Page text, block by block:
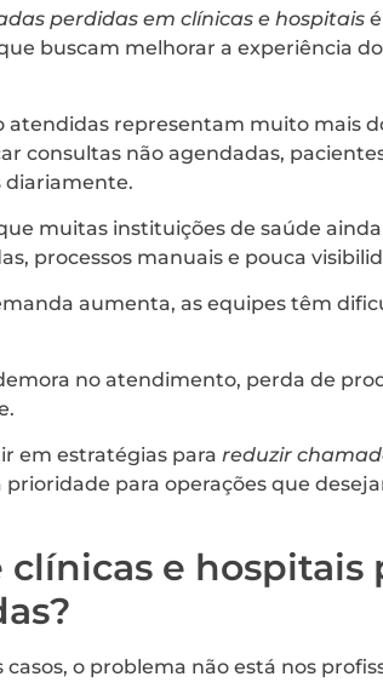
perdidas em clínicas e hospitais
buscam melhorar a experiência
atendidas representam muito mais
consultas não agendadas,
diariamente.
muitas instituições de saúde
processos manuais e pouca
aumenta, as equipes têm
no atendimento, perda de
em estratégias para reduzir
prioridade para operações que
clínicas e
casos, o problema não está nos